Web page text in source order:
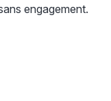
engagement.